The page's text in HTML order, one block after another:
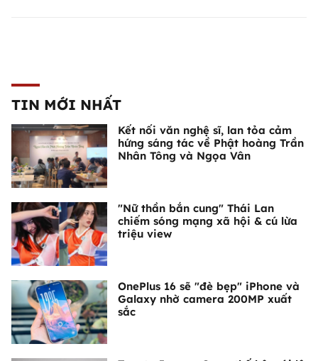
TIN MỚI NHẤT
Kết nối văn nghệ sĩ, lan tỏa cảm
hứng sáng tác về Phật hoàng Trần
Nhân Tông và Ngọa Vân
"Nữ thần bắn cung" Thái Lan
chiếm sóng mạng xã hội & cú lừa
triệu view
OnePlus 16 sẽ "đè bẹp" iPhone và
Galaxy nhờ camera 200MP xuất
sắc